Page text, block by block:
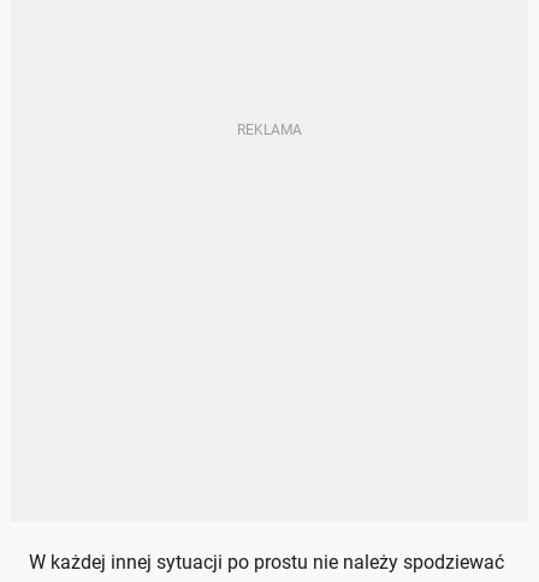
W każdej innej sytuacji po prostu nie należy spodziewać